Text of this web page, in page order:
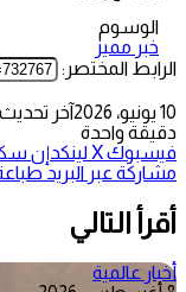
الوسوم
خبر مميز
الرابط المختصر:
10 يونيو، 2026
آخر تحديث: 10 يونيو،
دقيقة واحدة
فيسبوك‫Xلينكدإن
مشاركة عبر البريد
أقرأ التالي
أخبار عالمية